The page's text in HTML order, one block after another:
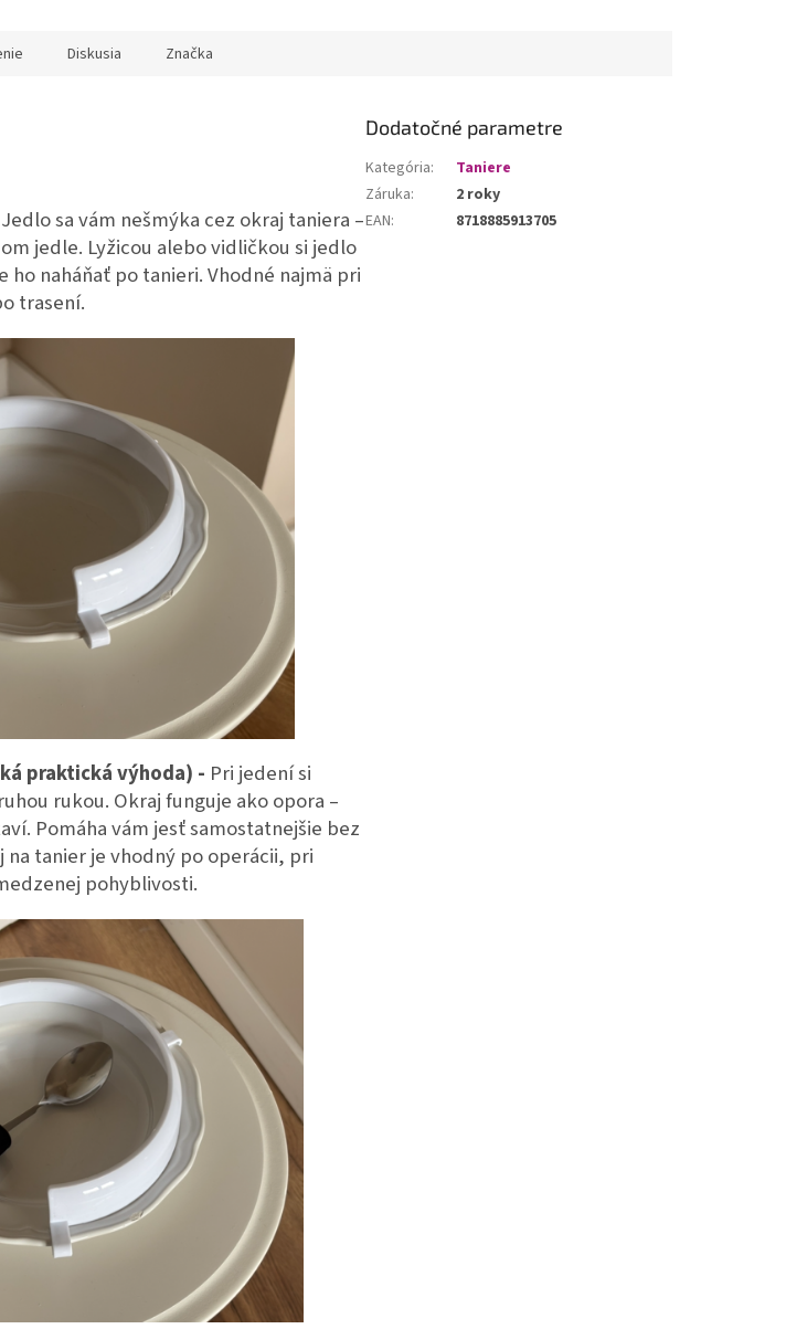
Diskusia Značka
Jedlo sa vám nešmýka cez okraj taniera –
jedle. Lyžicou alebo vidličkou si jedlo
ho naháňať po tanieri. Vhodné najmä pri
trasení.
praktická výhoda) - Pri jedení si
rukou. Okraj funguje ako opora –
Pomáha vám jesť samostatnejšie bez
na tanier je vhodný po operácii, pri
pohyblivosti.
Dodatočné parametre
Kategória:
Taniere
Záruka:
2 roky
EAN: 8718885913705